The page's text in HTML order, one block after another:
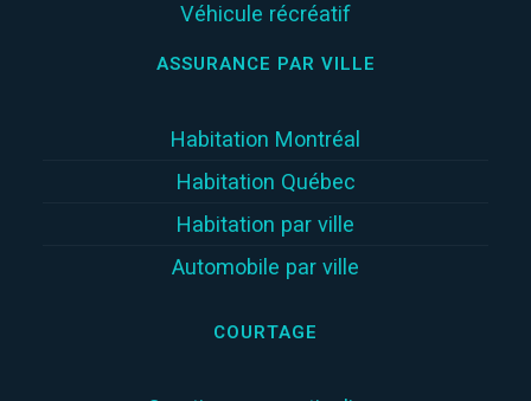
Véhicule récréatif
ASSURANCE PAR VILLE
Habitation Montréal
Habitation Québec
Habitation par ville
Automobile par ville
COURTAGE